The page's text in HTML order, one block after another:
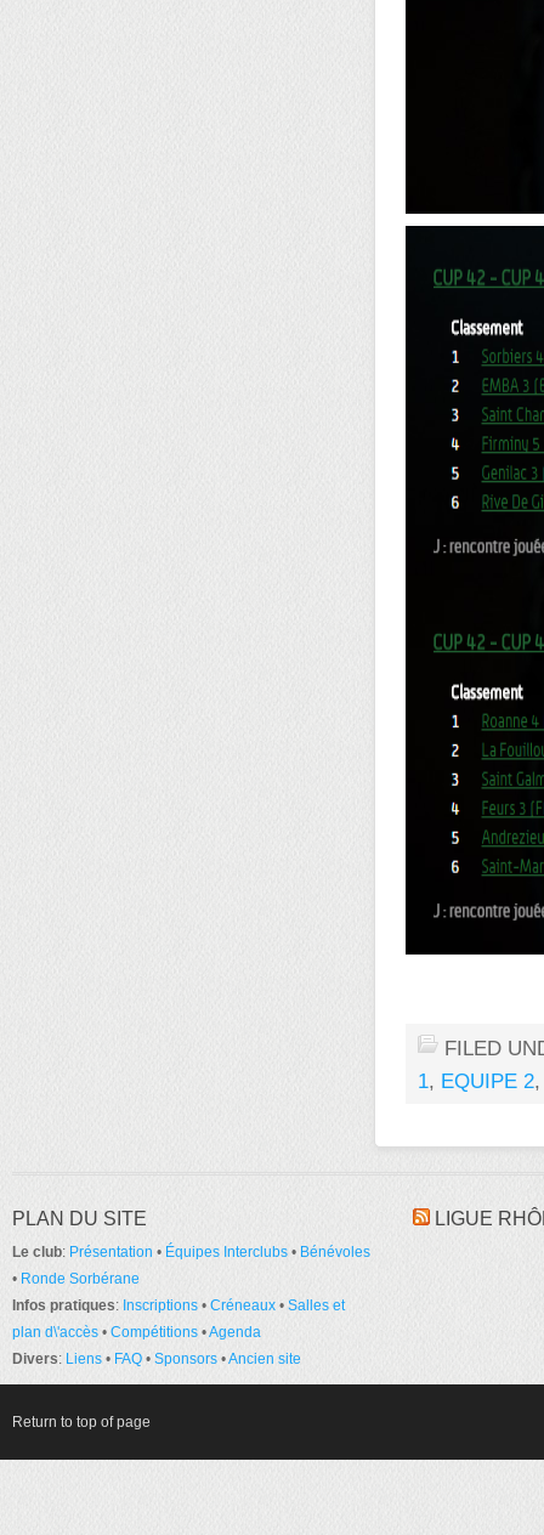
FILED
1, EQUIPE 2
PLAN DU SITE
Le club: Présentation • Équipes Interclubs • Bénévoles
• Ronde Sorbérane
Infos pratiques: Inscriptions • Créneaux • Salles et
plan d\'accès • Compétitions •Agenda
Divers: Liens • FAQ • Sponsors •Ancien site
LIGUE
Return to top of page